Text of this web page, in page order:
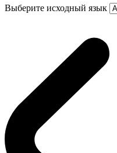
Выберите исходный язык